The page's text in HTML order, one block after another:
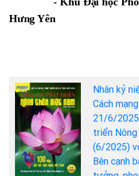
Hưng Yên
Nhân kỷ
Cách
21/6/
triển
(6/2025)
Bên cạnh